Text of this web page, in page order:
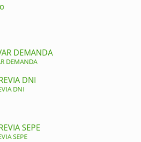
DEMANDA
DEMANDA
DNI
DNI
SEPE
SEPE